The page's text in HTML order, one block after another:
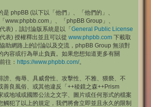
是 phpBB (以下以「他們」、「他們的」、
www.phpbb.com」、「phpBB Group」、
表)，該討論版系統是以「General Public License
表) 授權釋出並且可以從 www.phpbb.com 下載取
助網路上的討論以及交流，phpBB Group 無須對
內容或行為舉止負責。如果您想知道更多有關
往： https://www.phpbb.com/。
謗、侮辱、具威脅性、攻擊性、不雅、猥褻、不
善良風俗、或其他違反「++稜鏡之森++Prism
或地域或國際公法之文字、圖片或任何形式的檔案
觸犯了以上的規定，我們將會立即並且永久的限制